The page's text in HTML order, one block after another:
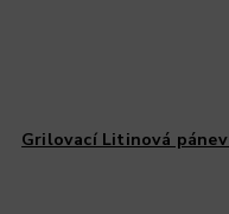
Grilovací Litinová